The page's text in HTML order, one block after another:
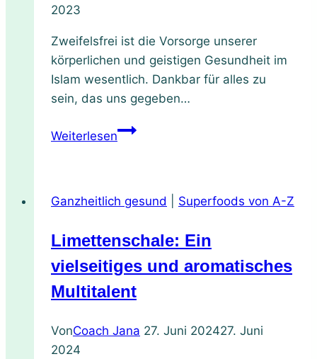
2023
Zweifelsfrei ist die Vorsorge unserer
körperlichen und geistigen Gesundheit im
Islam wesentlich. Dankbar für alles zu
sein, das uns gegeben…
WeiterlesenGesundheit
Ganzheitlich gesund Superfoods von A-Z
Limettenschale: Ein
vielseitiges und aromatisches
Multitalent
VonCoach Jana 27. Juni 202427. Juni
2024